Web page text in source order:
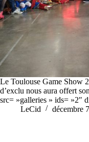
Le Toulouse Game Show
d’exclu nous aura offert
src= »galleries » ids= »2″
LeCid
décembre